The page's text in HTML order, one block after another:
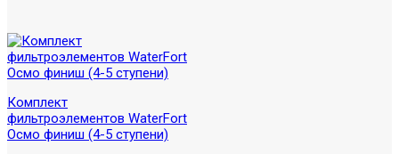
Комплект
фильтроэлементов WaterFort
Осмо финиш (4-5 ступени)